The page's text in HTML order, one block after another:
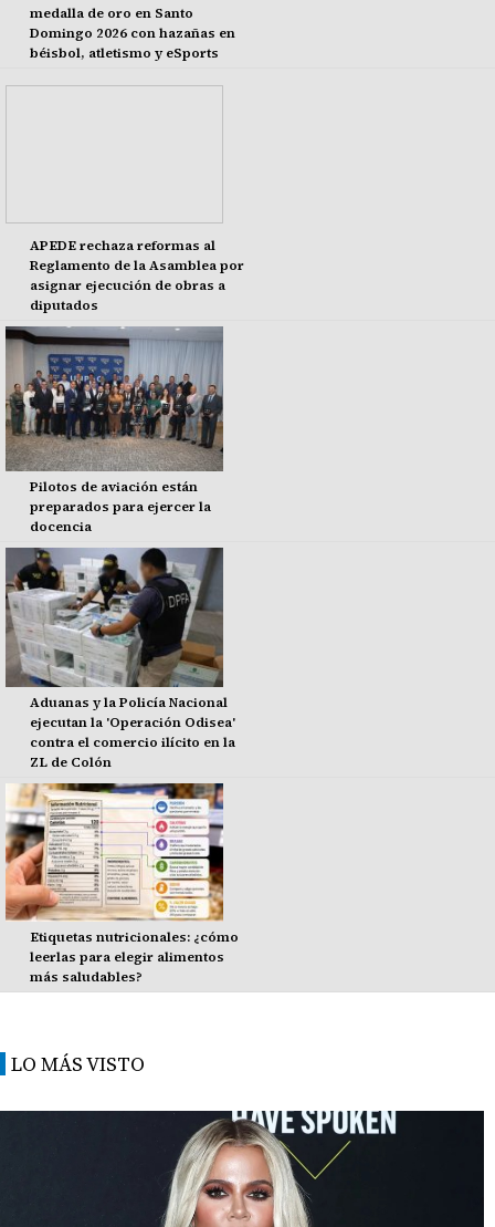
medalla de oro en Santo
Domingo 2026 con hazañas en
béisbol, atletismo y eSports
APEDE rechaza reformas al
Reglamento de la Asamblea por
asignar ejecución de obras a
diputados
Pilotos de aviación están
preparados para ejercer la
docencia
Aduanas y la Policía Nacional
ejecutan la 'Operación Odisea'
contra el comercio ilícito en la
ZL de Colón
Etiquetas nutricionales: ¿cómo
leerlas para elegir alimentos
más saludables?
LO MÁS VISTO